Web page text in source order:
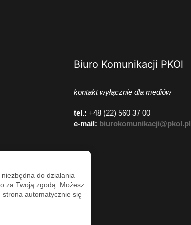
Biuro Komunikacji PKOl
kontakt wyłącznie dla mediów
tel.: +48 (22) 560 37 00
e-mail: biurokomunikacji@pkol.pl
do działania
za Twoją zgodą. Możesz
strona automatycznie się
karcie)